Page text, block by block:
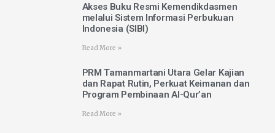
Akses Buku Resmi Kemendikdasmen
melalui Sistem Informasi Perbukuan
Indonesia (SIBI)
Read More »
PRM Tamanmartani Utara Gelar Kajian
dan Rapat Rutin, Perkuat Keimanan dan
Program Pembinaan Al-Qur’an
Read More »